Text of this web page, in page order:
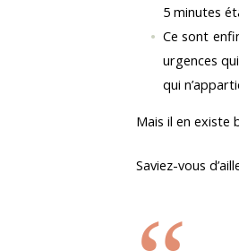
5 minutes
Ce sont
urgences
qui
Mais il en existe
Saviez-vous